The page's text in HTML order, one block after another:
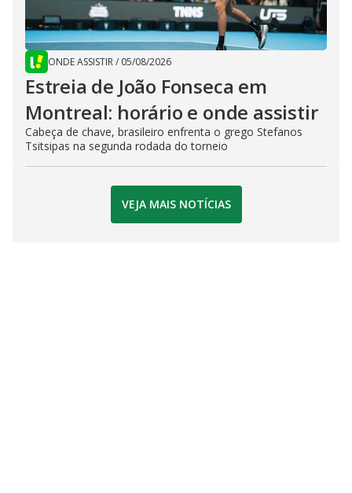
ONDE ASSISTIR/ 05/08/2026
Estreia de João Fonseca em
Montreal: horário e onde assistir
Cabeça de chave, brasileiro enfrenta o grego Stefanos
Tsitsipas na segunda rodada do torneio
VEJA MAIS NOTÍCIAS